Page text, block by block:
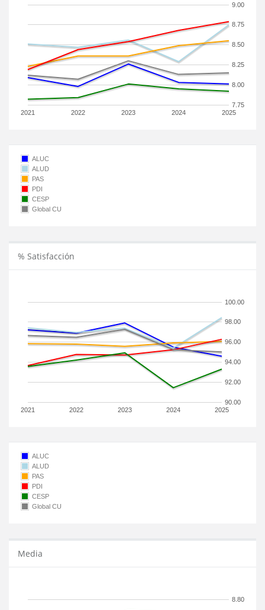
2021 2022 2023 2024 2025
7.75
8.00
8.25
8.50
8.75
9.00
ALUC
ALUD
PAS
PDI
CESP
Global CU
% Satisfacción
2021 2022 2023 2024 2025
90.00
92.00
94.00
96.00
98.00
100.00
ALUC
ALUD
PAS
PDI
CESP
Global CU
Media
8.80